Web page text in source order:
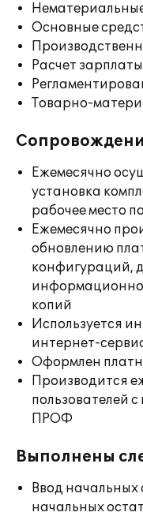
Основные
Расчет
Товарно-
Ежемесячно
установка
рабочее место
Ежемесячно
обновлению
конфигураций,
копий
Используется
интернет-
Оформлен
Производится
пользователей
ПРОФ
Выполнены
Ввод начальных
начальных